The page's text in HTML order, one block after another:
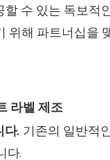
수 있는 독보적
위해 파트너십을
라벨 제조
다. 기존의 일반적
다.